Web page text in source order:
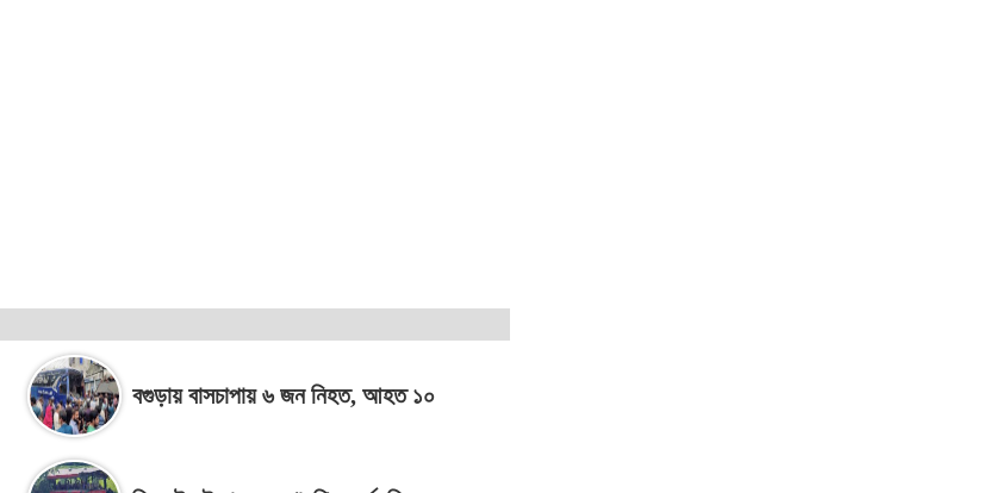
বগুড়ায় বাসচাপায় ৬ জন নিহত, আহত ১০